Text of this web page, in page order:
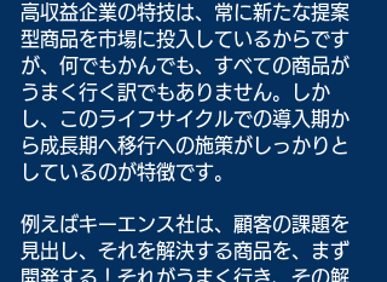
高収益企業の特技は、常に新たな提案
型商品を市場に投入しているからです
が、何でもかんでも、すべての商品が
うまく行く訳でもありません。しか
し、このライフサイクルでの導入期か
ら成長期へ移行への施策がしっかりと
しているのが特徴です。
例えばキーエンス社は、顧客の課題を
見出し、それを解決する商品を、まず
開発する！それがうまく行き、その解